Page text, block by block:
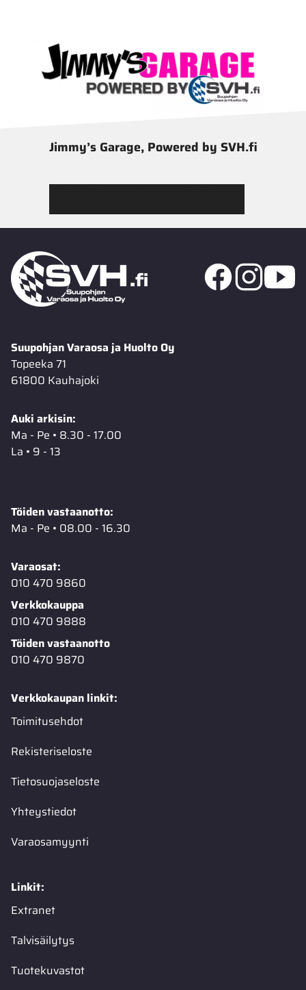
Jimmy’s Garage, Powered by SVH.fi
Suupohjan Varaosa ja Huolto Oy
Topeeka 71
61800 Kauhajoki
Auki arkisin:
Ma - Pe • 8.30 - 17.00
La • 9 - 13
Töiden vastaanotto:
Ma - Pe • 08.00 - 16.30
Varaosat:
010 470 9860
Verkkokauppa
010 470 9888
Töiden vastaanotto
010 470 9870
Verkkokaupan linkit:
Toimitusehdot
Rekisteriseloste
Tietosuojaseloste
Yhteystiedot
Varaosamyynti
Linkit:
Extranet
Talvisäilytys
Tuotekuvastot